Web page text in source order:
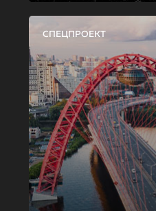
СПЕЦПРОЕКТ